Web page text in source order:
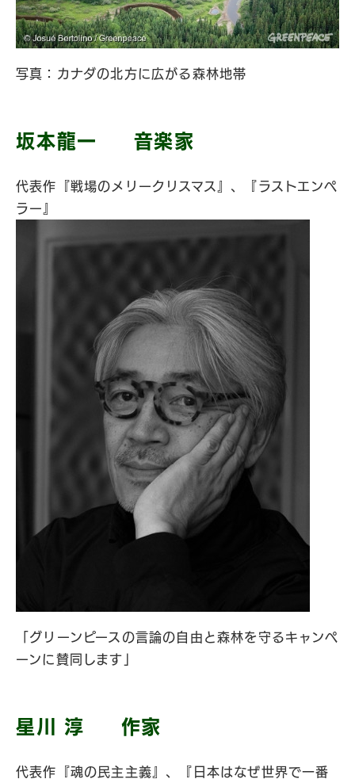
写真：カナダの北方に広がる森林地帯
坂本龍一 音楽家
代表作『戦場のメリークリスマス』、『ラストエンペ
ラー』
「グリーンピースの言論の自由と森林を守るキャンペ
ーンに賛同します」
星川 淳 作家
代表作『魂の民主主義』、『日本はなぜ世界で一番